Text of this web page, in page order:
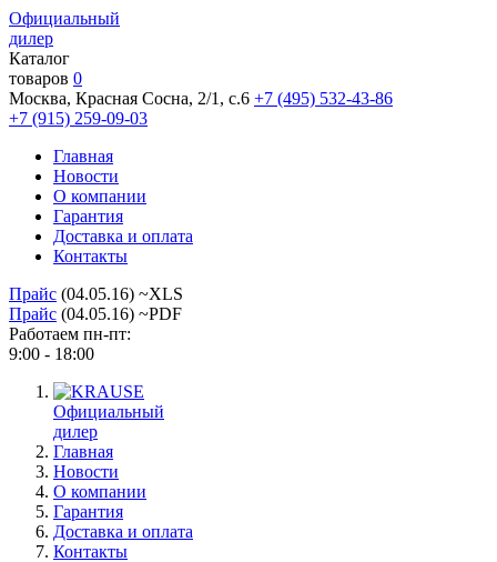
Официальный
дилер
Каталог
товаров 0
Москва, Красная Сосна, 2/1, с.6 +7 (495) 532-43-86
+7 (915) 259-09-03
Главная
Новости
О компании
Гарантия
Доставка и оплата
Контакты
Прайс (04.05.16) ~XLS
Прайс (04.05.16) ~PDF
Работаем пн-пт:
9:00 - 18:00
Официальный
дилер
Главная
Новости
О компании
Гарантия
Доставка и оплата
Контакты